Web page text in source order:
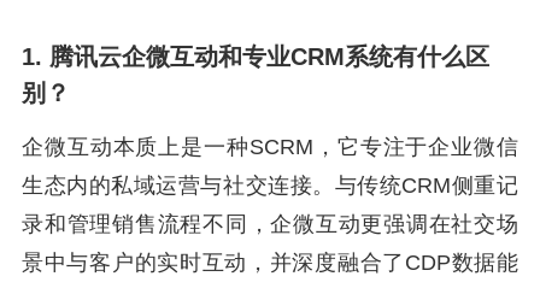
1. 腾讯云企微互动和专业CRM系统有什么区
别？
企微互动本质上是一种SCRM，它专注于企业微信
生态内的私域运营与社交连接。与传统CRM侧重记
录和管理销售流程不同，企微互动更强调在社交场
景中与客户的实时互动，并深度融合了CDP数据能